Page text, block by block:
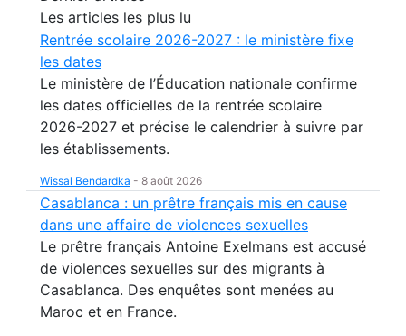
Les articles les plus lu
Rentrée scolaire 2026-2027 : le ministère fixe
les dates
Le ministère de l’Éducation nationale confirme
les dates officielles de la rentrée scolaire
2026-2027 et précise le calendrier à suivre par
les établissements.
Wissal Bendardka - 8 août 2026
Casablanca : un prêtre français mis en cause
dans une affaire de violences sexuelles
Le prêtre français Antoine Exelmans est accusé
de violences sexuelles sur des migrants à
Casablanca. Des enquêtes sont menées au
Maroc et en France.